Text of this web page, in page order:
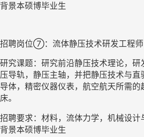
背景本硕博毕业生
招聘岗位⑦： 流体静压技术研发工程师
研究课题： 研究前沿静压技术理论，研
压导轨，静压主轴， 并把静压技术与直
导体，精密仪器仪表，航空航天所需
床。
招聘要求：材料，流体力学，机械设计
背景本硕博毕业生